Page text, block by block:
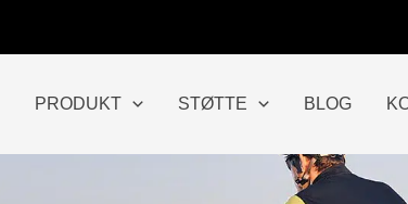
PRODUKT STØTTE BLOG